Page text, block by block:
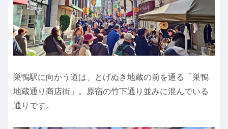
巣鴨駅に向かう道は、とげぬき地蔵の前を通る「巣鴨
地蔵通り商店街」。原宿の竹下通り並みに混んでいる
通りです。